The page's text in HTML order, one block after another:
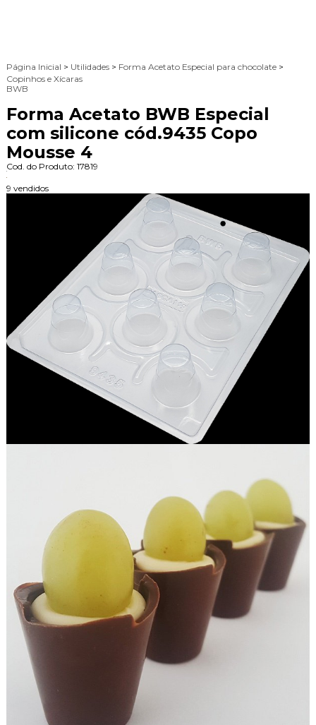
Página Inicial > Utilidades > Forma Acetato Especial para chocolate >
Copinhos e Xícaras
BWB
Forma Acetato BWB Especial
com silicone cód.9435 Copo
Mousse 4
Cod. do Produto: 17819
9 vendidos